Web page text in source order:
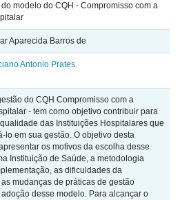
modelo do CQH - Compromisso com a
Aparecida Barros de
Antonio Prates
do CQH Compromisso com a
- tem como objetivo contribuir para
das Instituições Hospitalares que
lo em sua gestão. O objetivo desta
os motivos da escolha desse
Instituição de Saúde, a metodologia
as dificuldades da
mudanças de práticas de gestão
desse modelo. Para alcançar o